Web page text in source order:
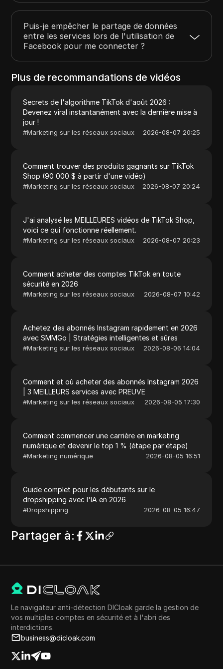
Puis-je empêcher le partage de données
entre les services lors de l'utilisation de
Facebook pour me connecter ?
Plus de recommandations de vidéos
Secrets de l'algorithme TikTok d'août 2026 :
Devenez viral instantanément avec la dernière mise à
jour !
#Marketing sur les réseaux sociaux 2026-08-07 20:25
Comment trouver des produits gagnants sur TikTok
Shop (90 000 $ à partir d'une vidéo)
#Marketing sur les réseaux sociaux 2026-08-07 20:24
J'ai analysé les MEILLEURES vidéos de TikTok Shop,
voici ce qui fonctionne réellement.
#Marketing sur les réseaux sociaux 2026-08-07 20:23
Comment acheter des comptes TikTok en toute
sécurité en 2026
#Marketing sur les réseaux sociaux 2026-08-07 10:42
Achetez des abonnés Instagram rapidement en 2026
avec SMMGo | Stratégies intelligentes et sûres
#Marketing sur les réseaux sociaux 2026-08-06 14:04
Comment et où acheter des abonnés Instagram 2026
| 3 MEILLEURS services avec PREUVE
#Marketing sur les réseaux sociaux 2026-08-05 17:30
Comment commencer une carrière en marketing
numérique et devenir le top 1 % (étape par étape)
#Marketing numérique 2026-08-05 16:51
Guide complet pour les débutants sur le
dropshipping avec l'IA en 2026
#Dropshipping 2026-08-05 16:47
Partager à:
Le navigateur anti-détection DICloak garde la gestion de
vos multiples comptes en sécurité et à l'abri des
interdictions.
business@dicloak.com